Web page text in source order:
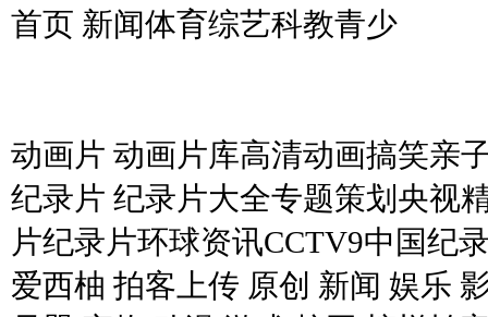
首页 新闻体育综艺科教青少
动画片 动画片库高清动画搞笑亲
纪录片 纪录片大全专题策划 央视
片纪录片环球资讯CCTV9中国纪
爱西柚 拍客上传 原创 新闻 娱乐